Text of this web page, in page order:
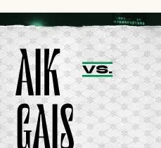
lyckades få in 2-0.